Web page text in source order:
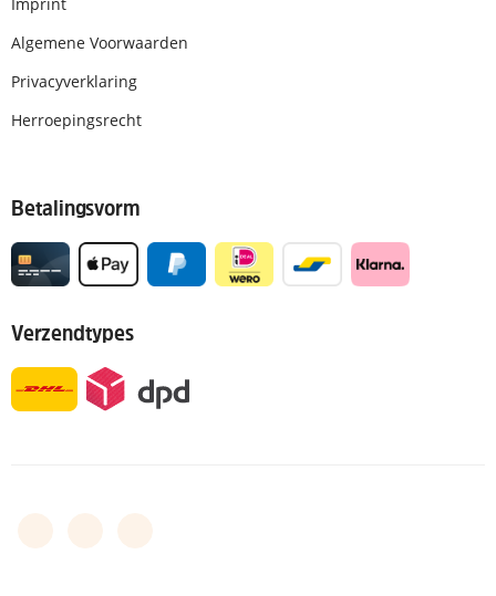
Algemene Voorwaarden
Privacyverklaring
Herroepingsrecht
Betalingsvorm
Verzendtypes